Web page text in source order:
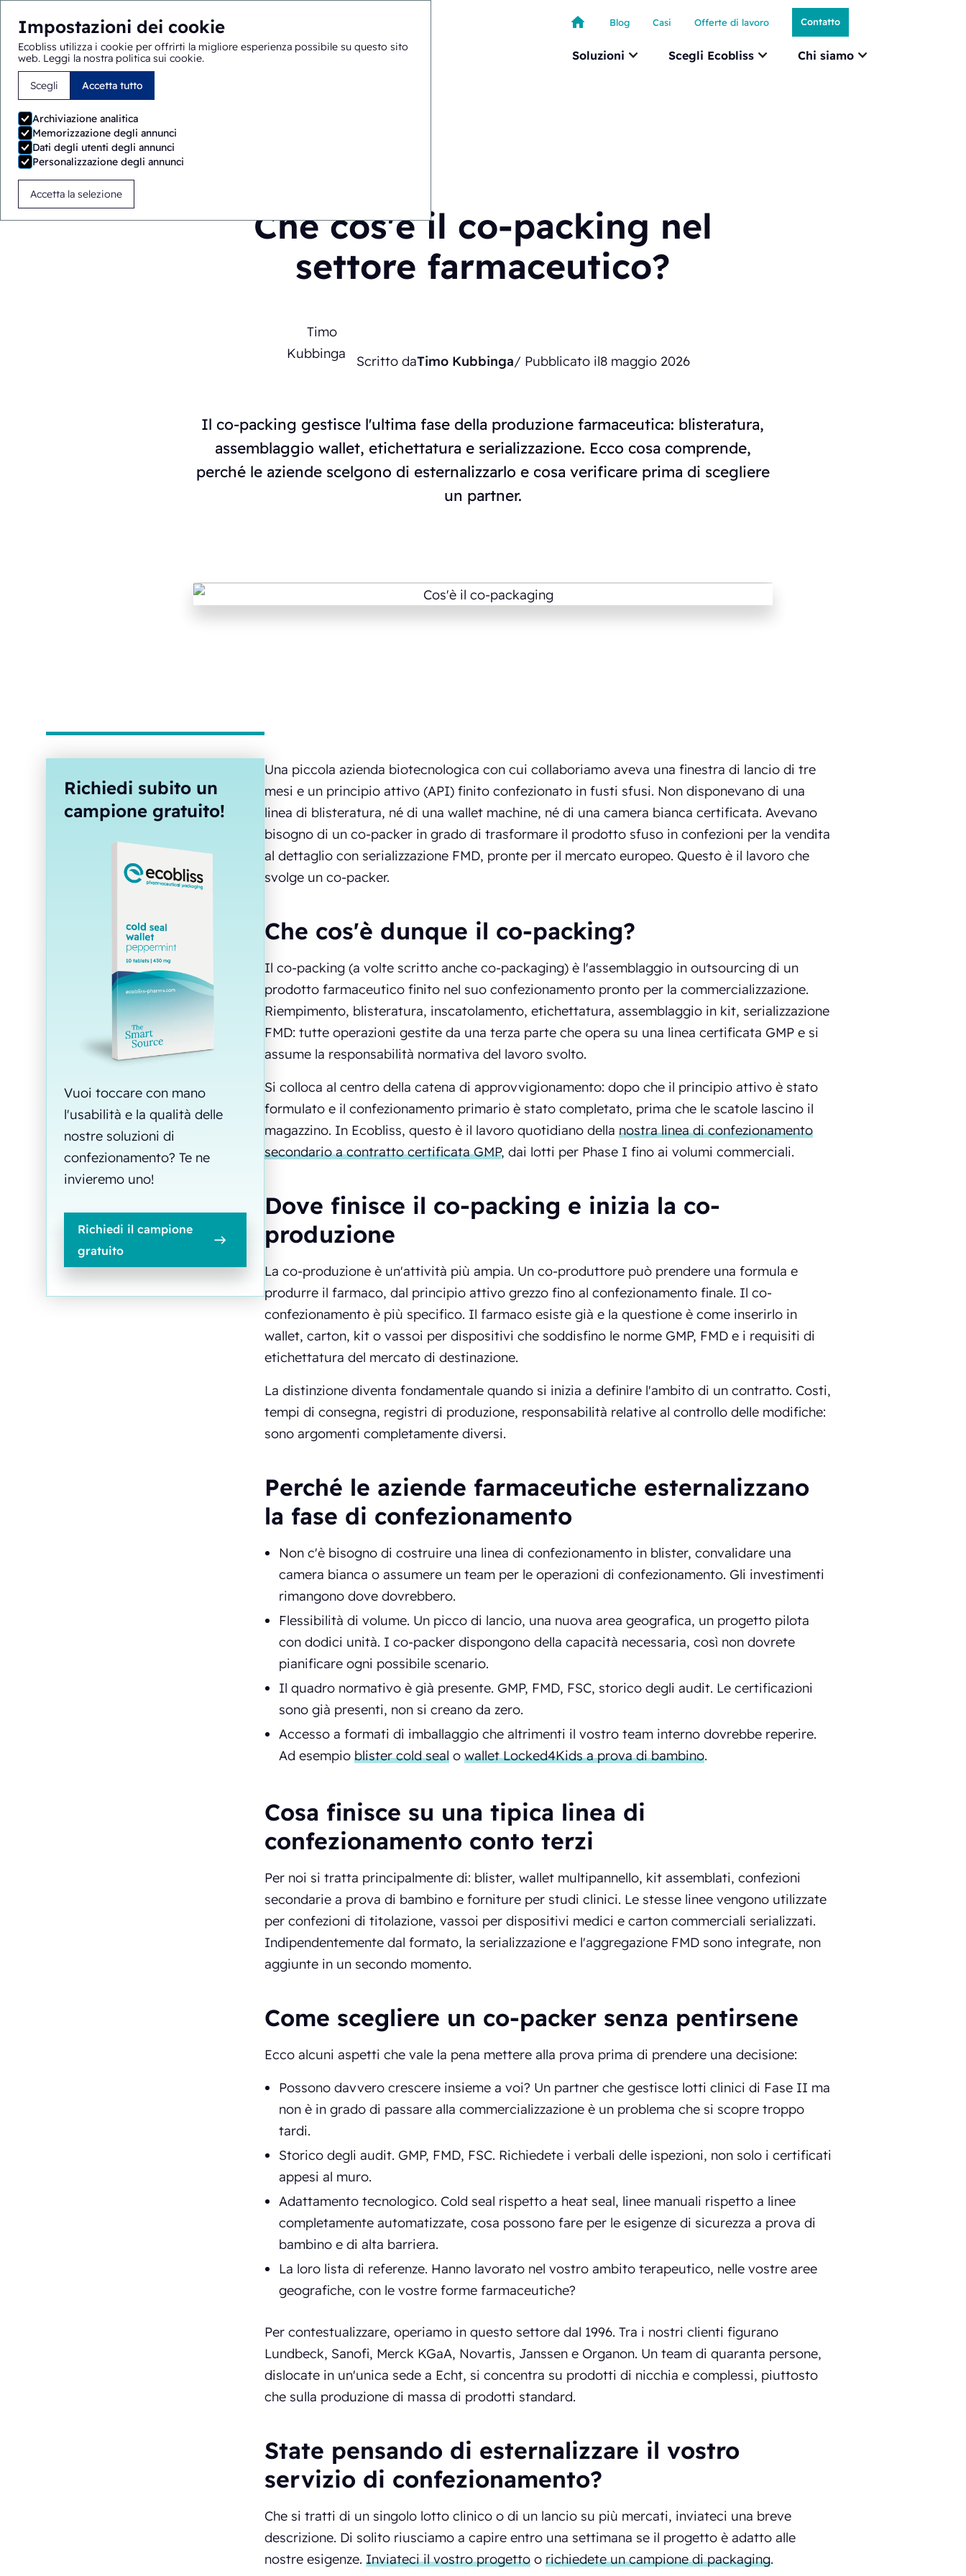
Impostazioni dei cookie
Ecobliss utilizza i cookie per offrirti la migliore esperienza possibile su questo sito
web. Leggi la nostra politica sui cookie.
Scegli Accetta tutto
Archiviazione analitica
Memorizzazione degli annunci
Dati degli utenti degli annunci
Personalizzazione degli annunci
Accetta la selezione
Soluzioni Scegli Ecobliss Chi siamo
Blog Casi Offerte di lavoro Contatto
Sei qui: Home > Blog
Che cos'è il co-packing nel
settore farmaceutico?
Scritto daTimo Kubbinga/ Pubblicato il8 maggio 2026
Il co-packing gestisce l'ultima fase della produzione farmaceutica: blisteratura,
assemblaggio wallet, etichettatura e serializzazione. Ecco cosa comprende,
perché le aziende scelgono di esternalizzarlo e cosa verificare prima di scegliere
un partner.
Richiedi subito un
campione gratuito!
Vuoi toccare con mano
l'usabilità e la qualità delle
nostre soluzioni di
confezionamento? Te ne
invieremo uno!
Richiedi il campione
gratuito
Una piccola azienda biotecnologica con cui collaboriamo aveva una finestra di lancio di tre
mesi e un principio attivo (API) finito confezionato in fusti sfusi. Non disponevano di una
linea di blisteratura, né di una wallet machine, né di una camera bianca certificata. Avevano
bisogno di un co-packer in grado di trasformare il prodotto sfuso in confezioni per la vendita
al dettaglio con serializzazione FMD, pronte per il mercato europeo. Questo è il lavoro che
svolge un co-packer.
Che cos'è dunque il co-packing?
Il co-packing (a volte scritto anche co-packaging) è l'assemblaggio in outsourcing di un
prodotto farmaceutico finito nel suo confezionamento pronto per la commercializzazione.
Riempimento, blisteratura, inscatolamento, etichettatura, assemblaggio in kit, serializzazione
FMD: tutte operazioni gestite da una terza parte che opera su una linea certificata GMP e si
assume la responsabilità normativa del lavoro svolto.
Si colloca al centro della catena di approvvigionamento: dopo che il principio attivo è stato
formulato e il confezionamento primario è stato completato, prima che le scatole lascino il
magazzino. In Ecobliss, questo è il lavoro quotidiano della nostra linea di confezionamento
secondario a contratto certificata GMP, dai lotti per Phase I fino ai volumi commerciali.
Dove finisce il co-packing e inizia la co-
produzione
La co-produzione è un'attività più ampia. Un co-produttore può prendere una formula e
produrre il farmaco, dal principio attivo grezzo fino al confezionamento finale. Il co-
confezionamento è più specifico. Il farmaco esiste già e la questione è come inserirlo in
wallet, carton, kit o vassoi per dispositivi che soddisfino le norme GMP, FMD e i requisiti di
etichettatura del mercato di destinazione.
La distinzione diventa fondamentale quando si inizia a definire l'ambito di un contratto. Costi,
tempi di consegna, registri di produzione, responsabilità relative al controllo delle modifiche:
sono argomenti completamente diversi.
Perché le aziende farmaceutiche esternalizzano
la fase di confezionamento
Non c'è bisogno di costruire una linea di confezionamento in blister, convalidare una
camera bianca o assumere un team per le operazioni di confezionamento. Gli investimenti
rimangono dove dovrebbero.
Flessibilità di volume. Un picco di lancio, una nuova area geografica, un progetto pilota
con dodici unità. I co-packer dispongono della capacità necessaria, così non dovrete
pianificare ogni possibile scenario.
Il quadro normativo è già presente. GMP, FMD, FSC, storico degli audit. Le certificazioni
sono già presenti, non si creano da zero.
Accesso a formati di imballaggio che altrimenti il vostro team interno dovrebbe reperire.
Ad esempio blister cold seal o wallet Locked4Kids a prova di bambino.
Cosa finisce su una tipica linea di
confezionamento conto terzi
Per noi si tratta principalmente di: blister, wallet multipannello, kit assemblati, confezioni
secondarie a prova di bambino e forniture per studi clinici. Le stesse linee vengono utilizzate
per confezioni di titolazione, vassoi per dispositivi medici e carton commerciali serializzati.
Indipendentemente dal formato, la serializzazione e l'aggregazione FMD sono integrate, non
aggiunte in un secondo momento.
Come scegliere un co-packer senza pentirsene
Ecco alcuni aspetti che vale la pena mettere alla prova prima di prendere una decisione:
Possono davvero crescere insieme a voi? Un partner che gestisce lotti clinici di Fase II ma
non è in grado di passare alla commercializzazione è un problema che si scopre troppo
tardi.
Storico degli audit. GMP, FMD, FSC. Richiedete i verbali delle ispezioni, non solo i certificati
appesi al muro.
Adattamento tecnologico. Cold seal rispetto a heat seal, linee manuali rispetto a linee
completamente automatizzate, cosa possono fare per le esigenze di sicurezza a prova di
bambino e di alta barriera.
La loro lista di referenze. Hanno lavorato nel vostro ambito terapeutico, nelle vostre aree
geografiche, con le vostre forme farmaceutiche?
Per contestualizzare, operiamo in questo settore dal 1996. Tra i nostri clienti figurano
Lundbeck, Sanofi, Merck KGaA, Novartis, Janssen e Organon. Un team di quaranta persone,
dislocate in un'unica sede a Echt, si concentra su prodotti di nicchia e complessi, piuttosto
che sulla produzione di massa di prodotti standard.
State pensando di esternalizzare il vostro
servizio di confezionamento?
Che si tratti di un singolo lotto clinico o di un lancio su più mercati, inviateci una breve
descrizione. Di solito riusciamo a capire entro una settimana se il progetto è adatto alle
nostre esigenze. Inviateci il vostro progetto o richiedete un campione di packaging.